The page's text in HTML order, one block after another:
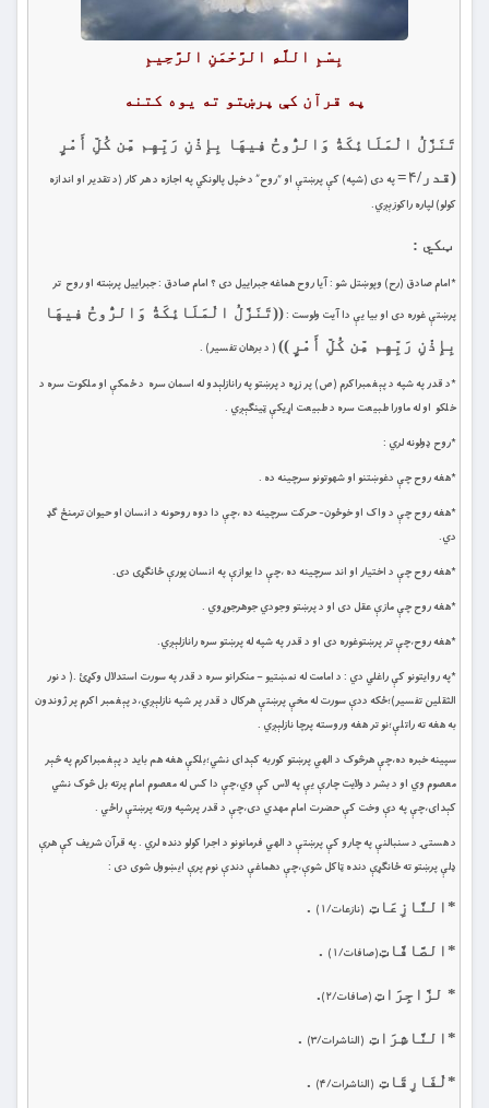
بِسْمِ اللَّهِ الرَّحْمَنِ الرَّحِيمِ
په قرآن کې پرښتو ته يوه کتنه
تَنَزَّلُ الْمَلَائِكَةُ وَالرُّوحُ فِيهَا بِإِذْنِ رَبِّهِم مِّن كُلِّ أَمْرٍ
(قدر/۴=
په دی (شپه) كې پرښتې او “روح” د خپل پالونكي په اجازه د هر كار (د تقدير او اندازه
كولو) لپاره راكوزېږي.
ټکي :
*امام صادق (رح) وپوښتل شو : آيا روح هماغه جبراييل دى ؟ امام صادق : جبراييل پرښته او روح تر
پرښتې غوره دى او بيا يې دا آيت ولوست :((تَنَزَّلُ الْمَلَائِكَةُ وَالرُّوحُ فِيهَا
بِإِذْنِ رَبِّهِم مِّن كُلِّ أَمْرٍ ))( د برهان تفسیر) .
*د قدر په شپه د پېغمبراکرم (ص) پر زړه د پرښتو په رانازلېدو له اسمان سره د ځمکې او ملکوت سره د
خلکو او له ماورا طبيعت سره د طبیعت اړيکې ټينګېږي .
*روح ډولونه لري :
*هغه روح چې دغوښتنو او شهوتونو سرچينه ده .
*هغه روح چې د واک او خوځون- حرکت سرچينه ده ،چې دا دوه روحونه د انسان او حيوان ترمنځ ګډ
دي.
*هغه روح چې د اختيار او اند ‏سرچينه ده ،چې دا يوازې په انسان پورې ځانګړى دى.
*هغه روح چې مازې عقل دى او د پرښتو وجودي جوهرجوړوي .
*هغه روح،چې تر پرښتو‏غوره دى او د قدر په شپه له پرښتو سره رانازلېږي. ‏
*په روايتونو کې راغلي دي : د امامت له نمښتیو – منکرانو سره د قدر په سورت استدلال وکړئ .( د نور
الثقلین تفسیر‏)؛ځکه ددې سورت له مخې پرښتې هرکال د قدر پر شپه نازلېږي،د پېغمبر اکرم پر ژوندون
به هغه ته راتلې؛نو تر هغه وروسته پرچا نازلېږي .
سپينه خبره ده،چې هرڅوک د الهي پرښتو کوربه کېداى نشي؛بلکې هغه هم بايد د پېغمبراکرم په څېر
‏معصوم وي او د بشر د ولايت چارې يې په لاس کې وي،چې دا کس له معصوم امام پرته بل څوک نشي
کېداى،چې په دې وخت کې حضرت امام ‏‏مهدي دى،چې د قدر پرشپه ورته پرښتې راځي .
د هستۍ د سنبالنې‏ په چارو کې پرښتې د الهي فرمانونو د اجرا کولو دنده لري . په قرآن شريف کې هرې
ډلې پرښتو ته ځانګړې دنده ټاکل شوې،چې دهماغې دندې نوم پرې ايښوول شوى دى :
*النَّازِعَاتِ (نازعات/۱) .
*الصَّافَّاتِ(صافات/۱) .
* لزَّاجِرَاتِ(صافات/۲) .
*النَّاشِرَاتِ (الناشرات/۳) .
*لْفَارِقَاتِ (الناشرات/۴) .